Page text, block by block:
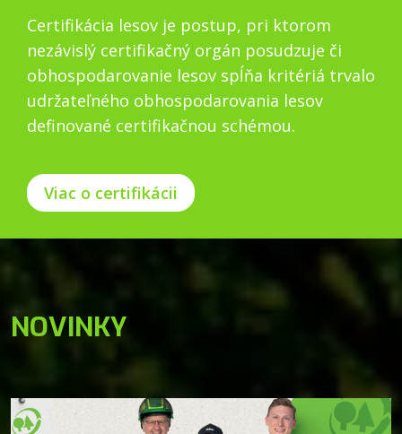
Certifikácia lesov je postup, pri ktorom
nezávislý certifikačný orgán posudzuje či
obhospodarovanie lesov spĺňa kritériá trvalo
udržateľného obhospodarovania lesov
definované certifikačnou schémou.
Viac o certifikácii
NOVINKY